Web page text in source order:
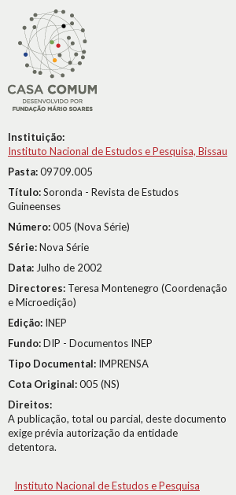
Instituição:
Instituto Nacional de Estudos e Pesquisa, Bissau
Pasta:09709.005
Título:Soronda - Revista de Estudos
Guineenses
Número:005 (Nova Série)
Série:Nova Série
Data: Julho de 2002
Directores: Teresa Montenegro (Coordenação
e Microedição)
Edição: INEP
Fundo:DIP - Documentos INEP
Tipo Documental: IMPRENSA
Cota Original:005 (NS)
Direitos:
A publicação, total ou parcial, deste documento
exige prévia autorização da entidade
detentora.
Instituto Nacional de Estudos e Pesquisa